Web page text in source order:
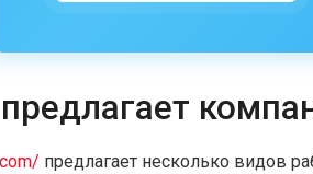
предлагает несколько видов